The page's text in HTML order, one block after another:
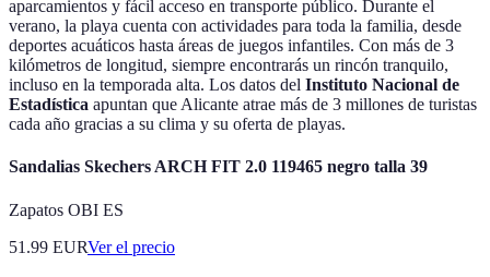
aparcamientos y fácil acceso en transporte público. Durante el
verano, la playa cuenta con actividades para toda la familia, desde
deportes acuáticos hasta áreas de juegos infantiles. Con más de 3
kilómetros de longitud, siempre encontrarás un rincón tranquilo,
incluso en la temporada alta. Los datos del Instituto Nacional de
Estadística apuntan que Alicante atrae más de 3 millones de turistas
cada año gracias a su clima y su oferta de playas.
Sandalias Skechers ARCH FIT 2.0 119465 negro talla 39
Zapatos OBI ES
51.99 EURVer el precio